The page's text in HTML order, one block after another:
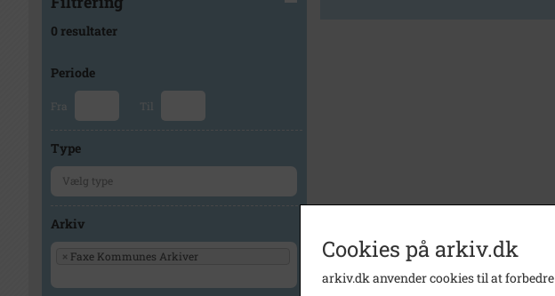
0 resultater
Periode
Fra Til
Type
Arkiv
× Faxe Kommunes Arkiver Cookies på arkiv.dk
arkiv.dk anvender cookies til at